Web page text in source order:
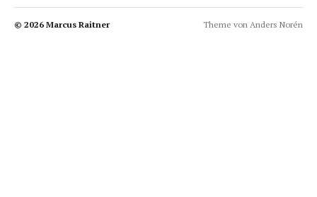
© 2026 Marcus Raitner Theme von Anders Norén